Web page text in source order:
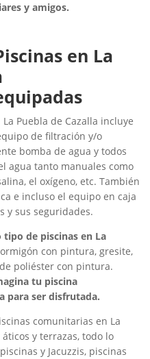
y amigos.
en La
Puebla de Cazalla incluye
de filtración y/o
bomba de agua y todos
agua tanto manuales como
el oxígeno, etc. También
e incluso el equipo en caja
y sus seguridades.
de piscinas en La
con pintura, gresite,
poliéster con pintura.
tu piscina
para ser disfrutada.
comunitarias en La
y terrazas, todo lo
y Jacuzzis, piscinas